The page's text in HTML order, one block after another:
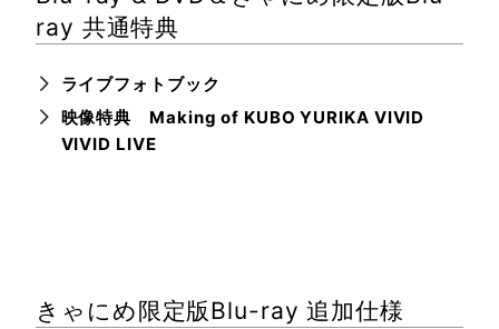
ray 共通特典
ライブフォトブック
映像特典 Making of KUBO YURIKA VIVID
VIVID LIVE
きゃにめ限定版Blu-ray 追加仕様